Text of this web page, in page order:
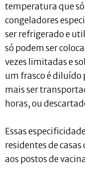
temperatura que
congeladores
ser refrigerado e
só podem ser
vezes limitadas e
um frasco é diluído
mais ser
horas, ou
Essas
residentes de
aos postos de